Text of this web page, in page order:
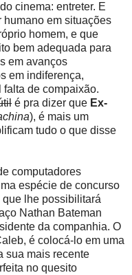
cinema: entreter. E
humano em situações
homem, e que
bem adequada para
em avanços
em indiferença,
de compaixão.
é pra dizer que Ex-
), é mais um
tudo o que disse
computadores
espécie de concurso
lhe possibilitará
Nathan Bateman
da companhia. O
é colocá-lo em uma
sua mais recente
no quesito